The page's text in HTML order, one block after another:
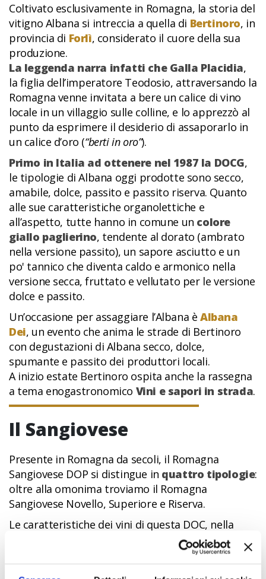
Coltivato esclusivamente in Romagna, la storia del
vitigno Albana si intreccia a quella di Bertinoro, in
provincia di Forlì, considerato il cuore della sua
produzione.
La leggenda narra infatti che Galla Placidia,
la figlia dell’imperatore Teodosio, attraversando la
Romagna venne invitata a bere un calice di vino
locale in un villaggio sulle colline, e lo apprezzò al
punto da esprimere il desiderio di assaporarlo in
un calice d’oro (“berti in oro”).
Primo in Italia ad ottenere nel 1987 la DOCG,
le tipologie di Albana oggi prodotte sono secco,
amabile, dolce, passito e passito riserva. Quanto
alle sue caratteristiche organolettiche e
all’aspetto, tutte hanno in comune un colore
giallo paglierino, tendente al dorato (ambrato
nella versione passito), un sapore asciutto e un
po' tannico che diventa caldo e armonico nella
versione secca, fruttato e vellutato per le versione
dolce e passito.
Un’occasione per assaggiare l’Albana èAlbana
Dei, un evento che anima le strade di Bertinoro
con degustazioni di Albana secco, dolce,
spumante e passito dei produttori locali.
A inizio estate Bertinoro ospita anche la rassegna
a tema enogastronomico Vini e sapori in strada.
Il Sangiovese
Presente in Romagna da secoli, il Romagna
Sangiovese DOP si distingue in quattro tipologie:
oltre alla omonima troviamo il Romagna
Sangiovese Novello, Superiore e Riserva.
Le caratteristiche dei vini di questa DOC, nella
quale l'uva Sangiovese di Romagna deve essere
presente in una percentuale minima dell’85%,
sono ilcolore rosso rubino con riflessi violacei,